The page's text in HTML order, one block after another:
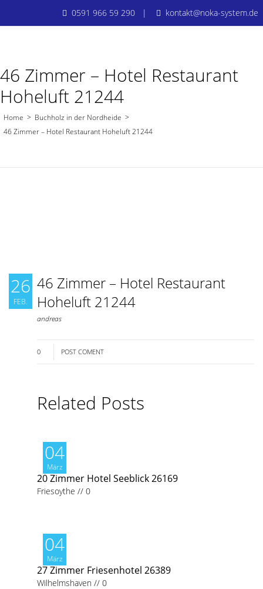
0591 966 59 290 | kontakt@noka-system.de
46 Zimmer – Hotel Restaurant
Hoheluft 21244
Home > Buchholz in der Nordheide >
46 Zimmer – Hotel Restaurant Hoheluft 21244
26
FEB.
46 Zimmer – Hotel Restaurant
Hoheluft 21244
andreas
0 POST COMENT
Related Posts
04
März
20 Zimmer Hotel Seeblick 26169
Friesoythe // 0
04
März
27 Zimmer Friesenhotel 26389
Wilhelmshaven // 0